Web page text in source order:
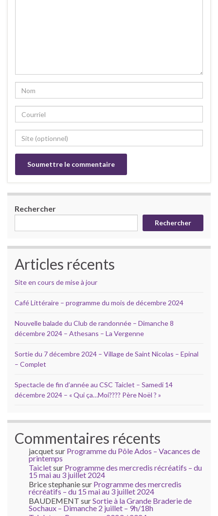
Rechercher
Rechercher
Articles récents
Site en cours de mise à jour
Café Littéraire – programme du mois de décembre 2024
Nouvelle balade du Club de randonnée – Dimanche 8
décembre 2024 – Athesans – La Vergenne
Sortie du 7 décembre 2024 – Village de Saint Nicolas – Epinal
– Complet
Spectacle de fin d’année au CSC Taiclet – Samedi 14
décembre 2024 – « Qui ça…Moi???? Père Noël ? »
Commentaires récents
jacquetsur Programme du Pôle Ados – Vacances de
printemps
Taicletsur Programme des mercredis récréatifs – du
15 mai au 3 juillet 2024
Brice stephaniesur Programme des mercredis
récréatifs – du 15 mai au 3 juillet 2024
BAUDEMENT surSortie à la Grande Braderie de
Sochaux – Dimanche 2 juillet – 9h/18h